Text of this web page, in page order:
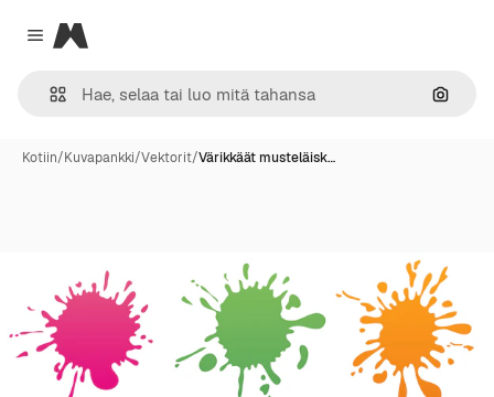
Close menu
Magnific
Hae
Kotiin/Kuvapankki/Vektorit/Värikkäät musteläisk…